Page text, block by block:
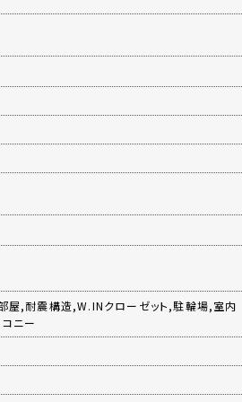
屋,耐震構造,W.INクローゼット,駐輪場,室内
ニー